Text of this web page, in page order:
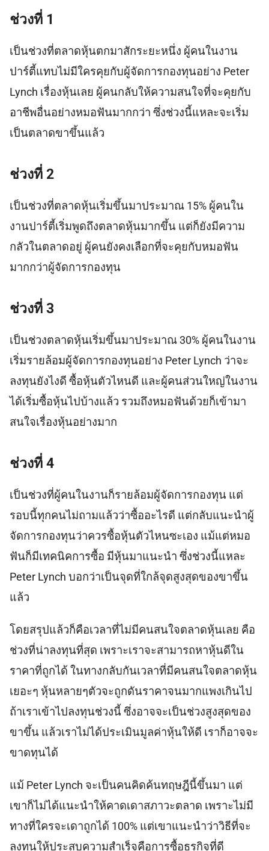
ช่วงที่ 1
เป็นช่วงที่ตลาดหุ้นตกมาสักระยะหนึ่ง ผู้คนในงาน
ปาร์ตี้แทบไม่มีใครคุยกับผู้จัดการกองทุนอย่าง Peter
Lynch เรื่องหุ้นเลย ผู้คนกลับให้ความสนใจที่จะคุยกับ
อาชีพอื่นอย่างหมอฟันมากกว่า ซึ่งช่วงนี้แหละจะเริ่ม
เป็นตลาดขาขึ้นแล้ว
ช่วงที่ 2
เป็นช่วงที่ตลาดหุ้นเริ่มขึ้นมาประมาณ 15% ผู้คนใน
งานปาร์ตี้เริ่มพูดถึงตลาดหุ้นมากขึ้น แต่ก็ยังมีความ
กลัวในตลาดอยู่ ผู้คนยังคงเลือกที่จะคุยกับหมอฟัน
มากกว่าผู้จัดการกองทุน
ช่วงที่ 3
เป็นช่วงตลาดหุ้นเริ่มขึ้นมาประมาณ 30% ผู้คนในงาน
เริ่มรายล้อมผู้จัดการกองทุนอย่าง Peter Lynch ว่าจะ
ลงทุนยังไงดี ซื้อหุ้นตัวไหนดี และผู้คนส่วนใหญ่ในงาน
ได้เริ่มซื้อหุ้นไปบ้างแล้ว รวมถึงหมอฟันด้วยก็เข้ามา
สนใจเรื่องหุ้นอย่างมาก
ช่วงที่ 4
เป็นช่วงที่ผู้คนในงานก็รายล้อมผู้จัดการกองทุน แต่
รอบนี้ทุกคนไม่ถามแล้วว่าซื้ออะไรดี แต่กลับแนะนำผู้
จัดการกองทุนว่าควรซื้อหุ้นตัวไหนซะเอง แม้แต่หมอ
ฟันก็มีเทคนิคการซื้อ มีหุ้นมาแนะนำ ซึ่งช่วงนี้แหละ
Peter Lynch บอกว่าเป็นจุดที่ใกล้จุดสูงสุดของขาขึ้น
แล้ว
โดยสรุปแล้วก็คือเวลาที่ไม่มีคนสนใจตลาดหุ้นเลย คือ
ช่วงที่น่าลงทุนที่สุด เพราะเราจะสามารถหาหุ้นดีใน
ราคาที่ถูกได้ ในทางกลับกันเวลาที่มีคนสนใจตลาดหุ้น
เยอะๆ หุ้นหลายๆตัวจะถูกดันราคาจนมากแพงเกินไป
ถ้าเราเข้าไปลงทุนช่วงนี้​ ซึ่งอาจจะเป็นช่วงสูงสุดของ
ขาขึ้น แล้วเราไม่ได้ประเมินมูลค่าหุ้นให้ดี เราก็อาจจะ
ขาดทุนได้
แม้ Peter Lynch จะเป็นคนคิดค้นทฤษฎีนี้ขึ้นมา แต่
เขาก็ไม่ได้แนะนำให้คาดเดาสภาวะตลาด เพราะไม่มี
ทางที่ใครจะเดาถูกได้ 100% แต่เขาแนะนำว่าวิธีที่จะ
ลงทุนให้ประสบความสำเร็จคือการซื้อธุรกิจที่ดี